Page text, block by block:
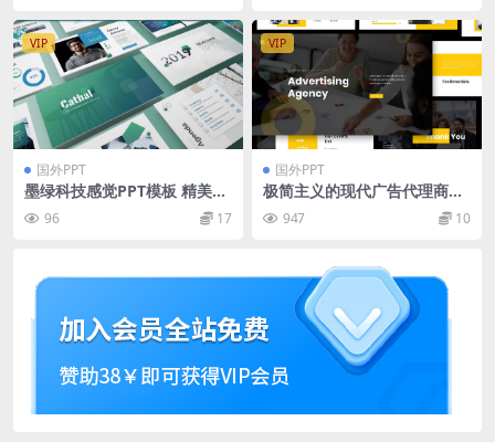
VIP
国外PPT
墨绿科技感觉PPT模板 精美商
务ppt模板下载 ppt课件模板
下载[PPTX]
96 17
VIP
国外PPT
极简主义的现代广告代理商演
示文​​稿powerpoint幻灯片演
示模板（pptx）
947 10